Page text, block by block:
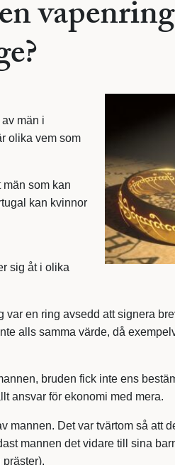
män i
olika vem som
män som kan
kan kvinnor
sig åt i olika
var en ring avsedd att signera
alls samma värde, då
bruden fick inte ens
ansvar för ekonomi med mera.
mannen. Det var tvärtom så att
mannen det vidare till sina